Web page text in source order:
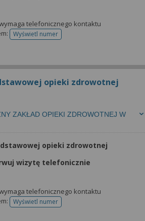
telefonicznego kontaktu
Wyświetl numertelefonu do rejestracji
opieki zdrowotnej
ZAKŁAD OPIEKI ZDROWOTNEJ W
opieki zdrowotnej
wizytę telefonicznie
telefonicznego kontaktu
Wyświetl numertelefonu do rejestracji